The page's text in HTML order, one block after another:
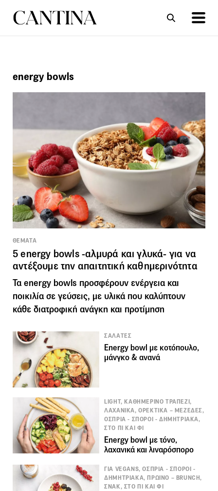
ΣΥΝΤΑΓΕΣ
energy bowls
ΘΕΜΑΤΑ
5 energy bowls -αλμυρά και γλυκά- για να
αντέξουμε την απαιτητική καθημερινότητα
Τα energy bowls προσφέρουν ενέργεια και
ποικιλία σε γεύσεις, με υλικά που καλύπτουν
κάθε διατροφική ανάγκη και προτίμηση
ΣΑΛΑΤΕΣ
Energy bowl με κοτόπουλο,
μάνγκο & ανανά
LIGHT, ΚΑΘΗΜΕΡΙΝΟ ΤΡΑΠΕΖΙ,
ΛΑΧΑΝΙΚΑ, ΟΡΕΚΤΙΚΑ – ΜΕΖΕΔΕΣ,
ΟΣΠΡΙΑ - ΣΠΟΡΟΙ - ΔΗΜΗΤΡΙΑΚΑ,
ΣΤΟ ΠΙ ΚΑΙ ΦΙ
Energy bowl με τόνο,
λαχανικά και λιναρόσπορο
ΓΙΑ VEGANS, ΟΣΠΡΙΑ - ΣΠΟΡΟΙ -
ΔΗΜΗΤΡΙΑΚΑ, ΠΡΩΙΝΟ – BRUNCH,
ΣΝΑΚ, ΣΤΟ ΠΙ ΚΑΙ ΦΙ